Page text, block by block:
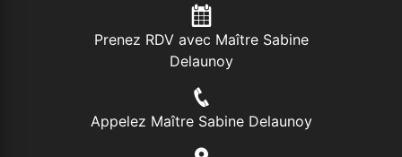
Prenez RDV avec Maître Sabine
Delaunoy
Appelez Maître Sabine Delaunoy